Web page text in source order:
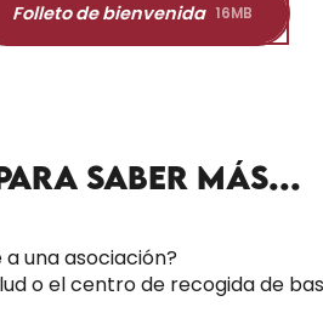
Folleto de bienvenida 16MB
SABER MÁS...
una asociación?
o el centro de recogida de